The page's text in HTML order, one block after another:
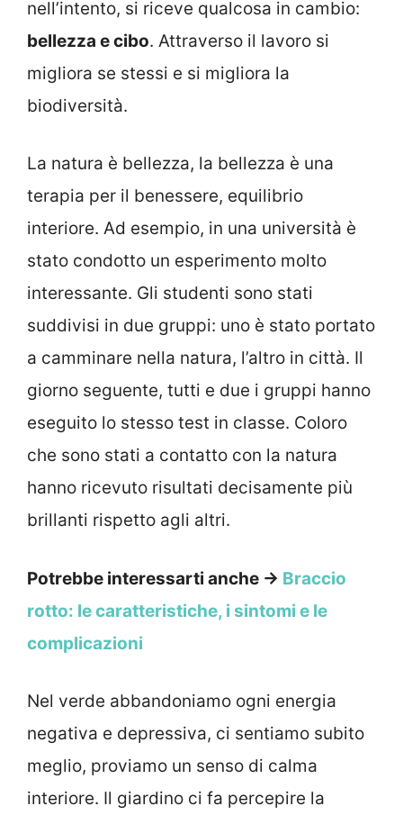
nell’intento, si riceve qualcosa in cambio:
bellezza e cibo. Attraverso il lavoro si
migliora se stessi e si migliora la
biodiversità.
La natura è bellezza, la bellezza è una
terapia per il benessere, equilibrio
interiore. Ad esempio, in una università è
stato condotto un esperimento molto
interessante. Gli studenti sono stati
suddivisi in due gruppi: uno è stato portato
a camminare nella natura, l’altro in città. Il
giorno seguente, tutti e due i gruppi hanno
eseguito lo stesso test in classe. Coloro
che sono stati a contatto con la natura
hanno ricevuto risultati decisamente più
brillanti rispetto agli altri.
Potrebbe interessarti anche → Braccio
rotto: le caratteristiche, i sintomi e le
complicazioni
Nel verde abbandoniamo ogni energia
negativa e depressiva, ci sentiamo subito
meglio, proviamo un senso di calma
interiore. Il giardino ci fa percepire la